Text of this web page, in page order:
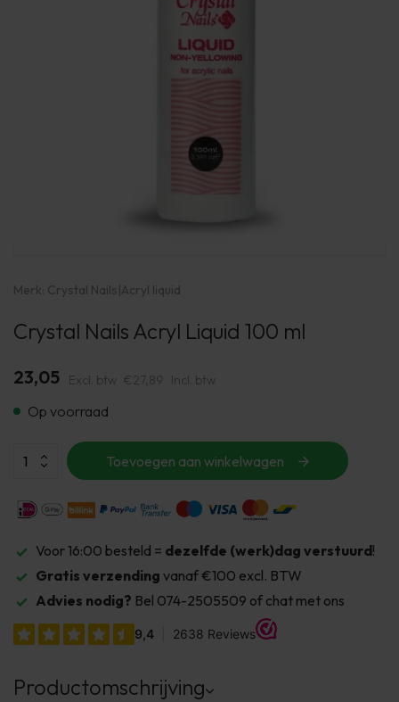
Merk: Crystal Nails|Acryl liquid
Crystal Nails Acryl Liquid 100 ml
23,05 Excl. btw €27,89 Incl. btw
Op voorraad
Toevoegen aan winkelwagen
Voor 16:00 besteld = dezelfde (werk)dag verstuurd!
Gratis verzending vanaf €100 excl. BTW
Advies nodig? Bel 074-2505509 of chat met ons
Productomschrijving